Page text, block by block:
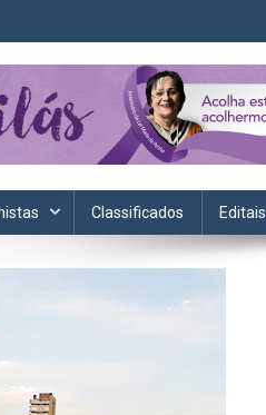
esportes e cotidiano.
Classificados Editais